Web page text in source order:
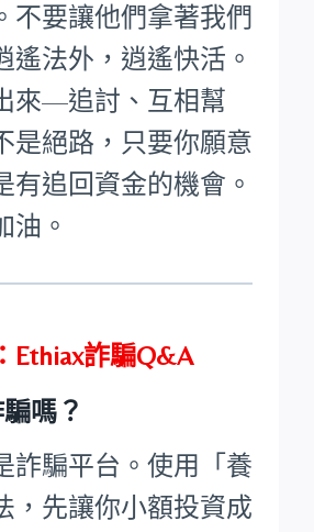
不要讓他們拿著我們
遙法外，逍遙快活。
來—追討、互相幫
是絕路，只要你願意
有追回資金的機會。
油。
Ethiax詐騙Q&A
嗎？
詐騙平台。使用「養
，先讓你小額投資成